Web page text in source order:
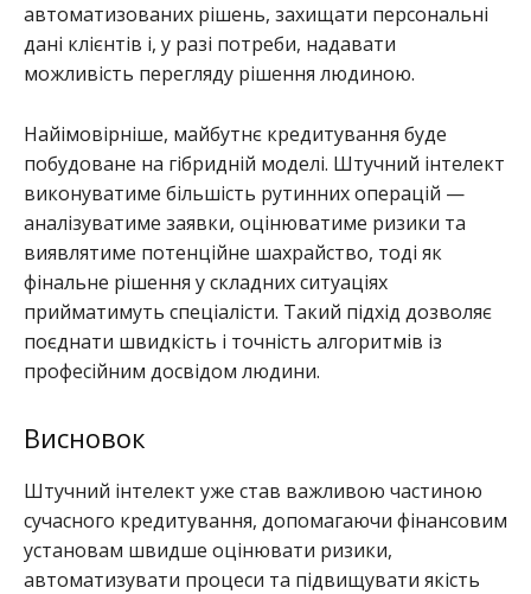
автоматизованих рішень, захищати персональні
дані клієнтів і, у разі потреби, надавати
можливість перегляду рішення людиною.
Найімовірніше, майбутнє кредитування буде
побудоване на гібридній моделі. Штучний інтелект
виконуватиме більшість рутинних операцій —
аналізуватиме заявки, оцінюватиме ризики та
виявлятиме потенційне шахрайство, тоді як
фінальне рішення у складних ситуаціях
прийматимуть спеціалісти. Такий підхід дозволяє
поєднати швидкість і точність алгоритмів із
професійним досвідом людини.
Висновок
Штучний інтелект уже став важливою частиною
сучасного кредитування, допомагаючи фінансовим
установам швидше оцінювати ризики,
автоматизувати процеси та підвищувати якість